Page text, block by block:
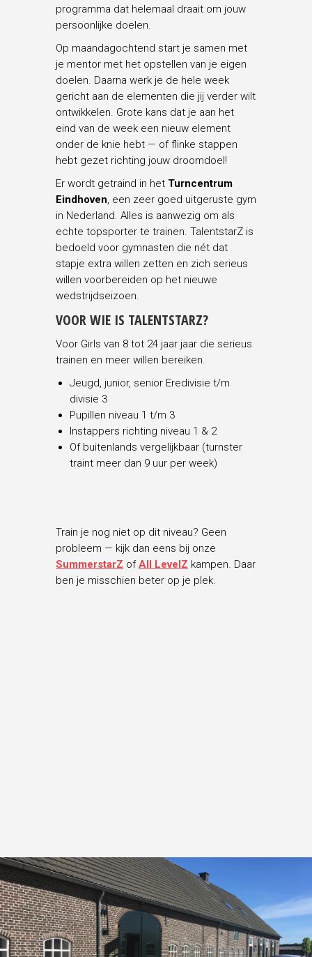
programma dat helemaal draait om jouw
persoonlijke doelen.
Op maandagochtend start je samen met
je mentor met het opstellen van je eigen
doelen. Daarna werk je de hele week
gericht aan de elementen die jij verder wilt
ontwikkelen. Grote kans dat je aan het
eind van de week een nieuw element
onder de knie hebt — of flinke stappen
hebt gezet richting jouw droomdoel!
Er wordt getraind in het Turncentrum
Eindhoven, een zeer goed uitgeruste gym
in Nederland. Alles is aanwezig om als
echte topsporter te trainen. TalentstarZ is
bedoeld voor gymnasten die nét dat
stapje extra willen zetten en zich serieus
willen voorbereiden op het nieuwe
wedstrijdseizoen.
VOOR WIE IS TALENTSTARZ?
Voor Girls van 8 tot 24 jaar jaar die serieus
trainen en meer willen bereiken.
Jeugd, junior, senior Eredivisie t/m
divisie 3
Pupillen niveau 1 t/m 3
Instappers richting niveau 1 & 2
Of buitenlands vergelijkbaar (turnster
traint meer dan 9 uur per week)
Train je nog niet op dit niveau? Geen
probleem — kijk dan eens bij onze
SummerstarZ ofAll LevelZ kampen. Daar
ben je misschien beter op je plek.